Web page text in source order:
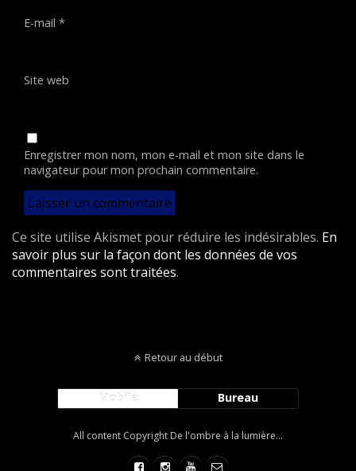
E-mail *
Site web
Enregistrer mon nom, mon e-mail et mon site dans le
navigateur pour mon prochain commentaire.
Ce site utilise Akismet pour réduire les indésirables. En
savoir plus sur la façon dont les données de vos
commentaires sont traitées.
Retour au début
Mobile Bureau
All content Copyright De l'ombre à la lumière...